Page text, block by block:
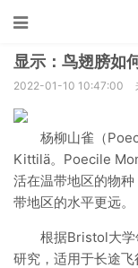
显示：鸟翅膀如
2022-01-10 10:47:00
杨柳山雀（
Kittilä。Poecile
活在温带地区的物
带地区的水平更远。
根据Bristol大学
研究，适用于长途飞